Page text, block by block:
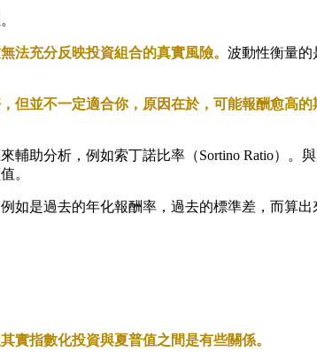
法充分反映投資組合的真實風險。 波動性衡量的
但並不一定適合你，原因在於，可能報酬愈高
輔助分析，例如索丁諾比率（Sortino Ratio）
。
如是過去的年化報酬率，過去的標準差，而算
實指數化投資與夏普值之間是有些關係。